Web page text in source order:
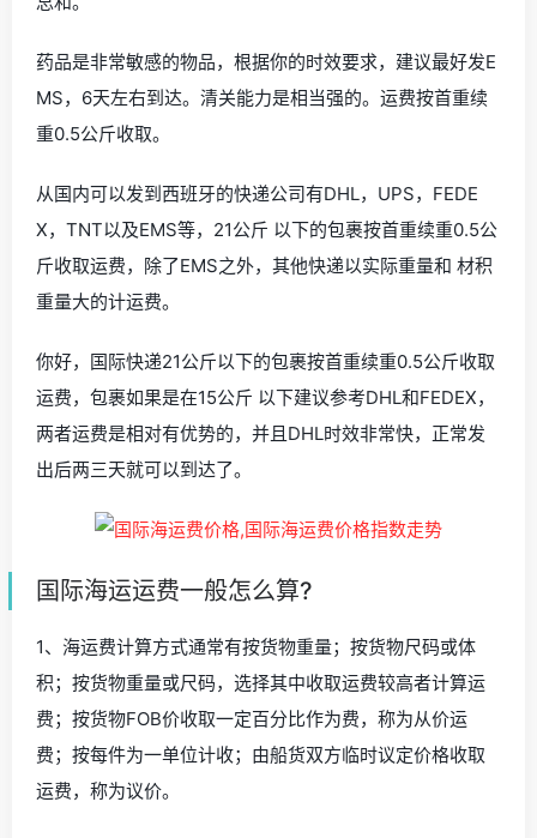
药品是非常敏感的物品，根据你的时效要求，建议最好发E
MS，6天左右到达。清关能力是相当强的。运费按首重续
重0.5公斤收取。
从国内可以发到西班牙的快递公司有DHL，UPS，FEDE
X，TNT以及EMS等，21公斤 以下的包裹按首重续重0.5公
斤收取运费，除了EMS之外，其他快递以实际重量和 材积
重量大的计运费。
你好，国际快递21公斤以下的包裹按首重续重0.5公斤收取
运费，包裹如果是在15公斤 以下建议参考DHL和FEDEX，
两者运费是相对有优势的，并且DHL时效非常快，正常发
出后两三天就可以到达了。
国际海运运费一般怎么算?
1、海运费计算方式通常有按货物重量；按货物尺码或体
积；按货物重量或尺码，选择其中收取运费较高者计算运
费；按货物FOB价收取一定百分比作为费，称为从价运
费；按每件为一单位计收；由船货双方临时议定价格收取
运费，称为议价。